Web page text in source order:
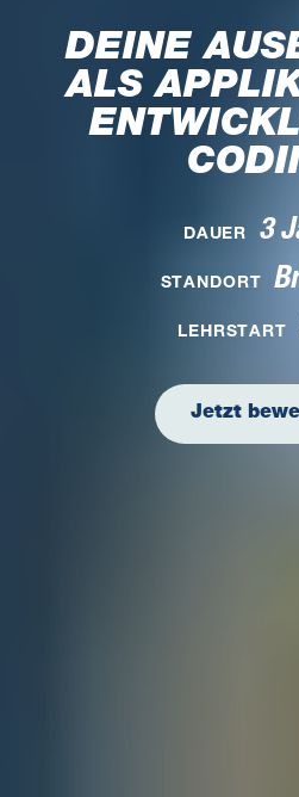
DEINE
ALS
DAUER 3
STANDORT
LEHRSTART
Jetzt